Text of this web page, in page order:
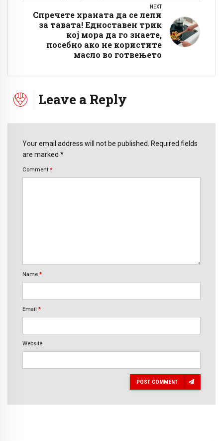
NEXT
Спречете храната да се лепи
за тавата! Едноставен трик
кој мора да го знаете,
посебно ако не користите
масло во готвењето
Leave a Reply
Your email address will not be published. Required fields
are marked *
Comment *
Name *
Email *
Website
POST COMMENT